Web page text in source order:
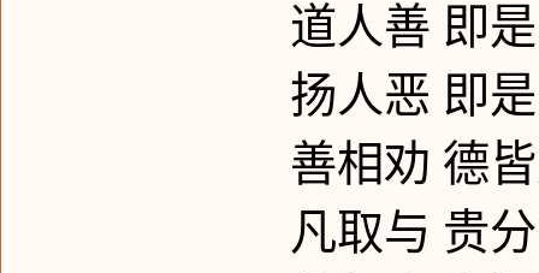
道人善 即
扬人恶 即
善相劝 德
凡取与 贵